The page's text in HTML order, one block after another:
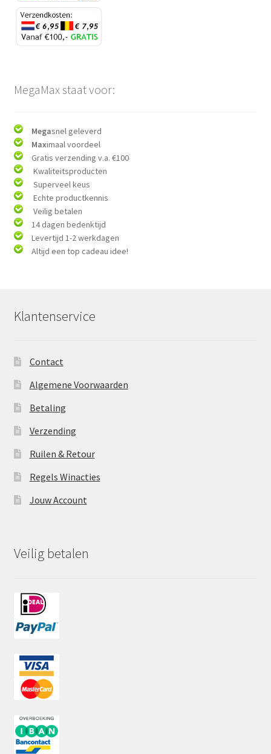
MegaMax staat voor:
Megasnel geleverd
Maximaal voordeel
Gratis verzending v.a. €100
Kwaliteitsproducten
Superveel keus
Echte productkennis
Veilig betalen
14 dagen bedenktijd
Levertijd 1-2 werkdagen
Altijd een top cadeau idee!
Klantenservice
Contact
Algemene Voorwaarden
Betaling
Verzending
Ruilen & Retour
Regels Winacties
Jouw Account
Veilig betalen